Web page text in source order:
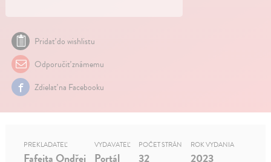
Pridať do wishlistu
Odporučiť známemu
Zdielať na Facebooku
PREKLADATEĽ
Fafejta Ondřej
VYDAVATEĽ
Portál
POČET STRÁN
32
ROK VYDANIA
2023